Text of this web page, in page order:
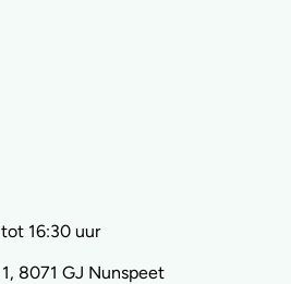
16:30 uur
8071 GJ Nunspeet